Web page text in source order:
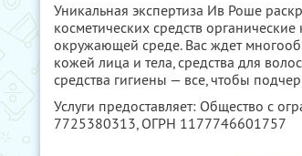
Уникальная экспертиза Ив Роше
косметических средств
окружающей среде. Вас ждет
кожей лица и тела, средства для
средства гигиены — все, чтобы
Услуги предоставляет: Общество с
7725380313, ОГРН 1177746601757